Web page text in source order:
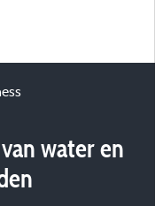
water en